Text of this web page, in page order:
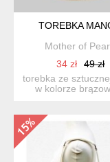
TOREBKA
Mother of
34 zł
49 zł
torebka ze
w kolorze